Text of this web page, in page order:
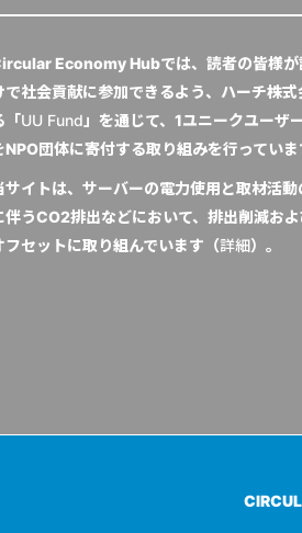
Economy Hubでは、読者の皆様が
で社会貢献に参加できるよう、ハーチ株式
「UU Fund」を通じて、1ユニークユーザ
NPO団体に寄付する取り組みを行っていま
サイトは、サーバーの電力使用と取材活
伴うCO2排出などにおいて、排出削減およ
フセットに取り組んでいます（詳細）。